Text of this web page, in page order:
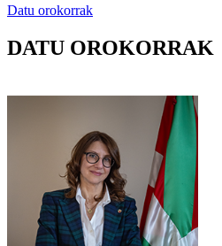
Datu orokorrak
DATU OROKORRAK